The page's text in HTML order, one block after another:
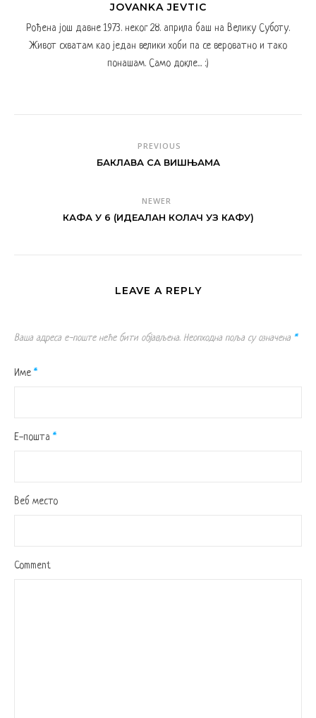
JOVANKA JEVTIC
Рођена још давне 1973. неког 28. априла баш на Велику Суботу.
Живот схватам као један велики хоби па се вероватно и тако
понашам. Само докле... :)
PREVIOUS
БАКЛАВА СА ВИШЊАМА
NEWER
КАФА У 6 (ИДЕАЛАН КОЛАЧ УЗ КАФУ)
LEAVE A REPLY
Ваша адреса е-поште неће бити објављена. Неопходна поља су означена *
Име *
Е-пошта *
Веб место
Comment